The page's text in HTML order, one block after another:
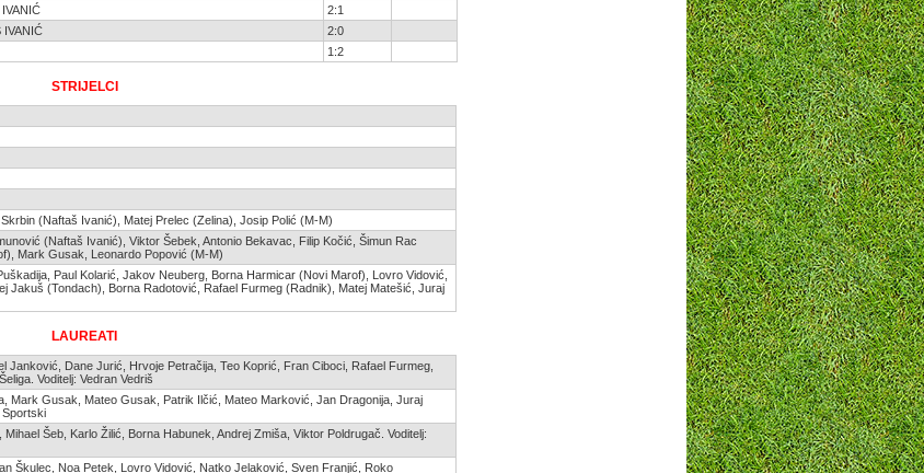
2:1
IVANIĆ
2:0
1:2
STRIJELCI
(Naftaš Ivanić), Matej Prelec (Zelina), Josip Polić (M-M)
(Naftaš Ivanić), Viktor Šebek, Antonio Bekavac, Filip Kočić, Šimun Rac
Mark Gusak, Leonardo Popović (M-M)
Paul Kolarić, Jakov Neuberg, Borna Harmicar (Novi Marof), Lovro Vidović,
Jakuš (Tondach), Borna Radotović, Rafael Furmeg (Radnik), Matej Matešić, Juraj
LAUREATI
Janković, Dane Jurić, Hrvoje Petračija, Teo Koprić, Fran Ciboci, Rafael Furmeg,
Voditelj: Vedran Vedriš
Mark Gusak, Mateo Gusak, Patrik Ilčić, Mateo Marković, Jan Dragonija, Juraj
Sportski
Šeb, Karlo Žilić, Borna Habunek, Andrej Zmiša, Viktor Poldrugač. Voditelj:
Škulec, Noa Petek, Lovro Vidović, Natko Jelaković, Sven Franjić, Roko